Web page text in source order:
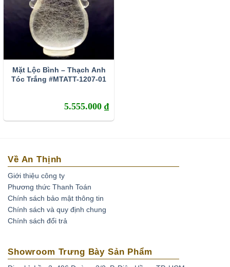
Mặt Lộc Bình – Thạch Anh
Tóc Trắng #MTATT-1207-01
5.555.000 ₫
Về An Thịnh
Giới thiệu công ty
Phương thức Thanh Toán
Chính sách bảo mật thông tin
Chính sách và quy định chung
Chính sách đổi trả
Showroom Trưng Bày Sản Phẩm